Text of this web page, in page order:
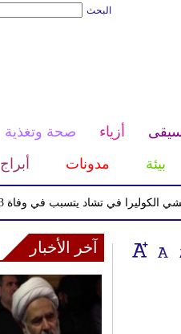
البحث
أزياء صحة وتغذية
بيئة مدونات أبراج
في تشاد يتسبب في وفاة 13 شخصا
آخر الأخبار